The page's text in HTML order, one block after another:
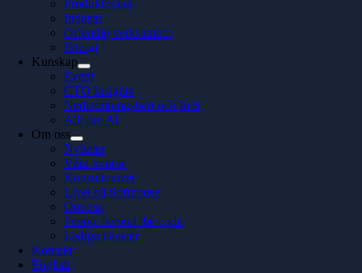
Produktbolag
Industri
Offentlig verksamhet
Energi
Kunskap
Event
CTO Insights
Nedladdningsbart och In 5
Allt om AI
Om oss
Nyheter
Våra kontor
Konsultquizet
Livet på Softhouse
Om oss
People behind the code
Lediga tjänster
Kontakt
English